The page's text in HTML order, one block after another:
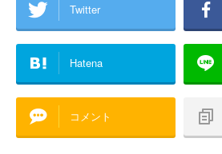
Twitter
Hatena
コメント